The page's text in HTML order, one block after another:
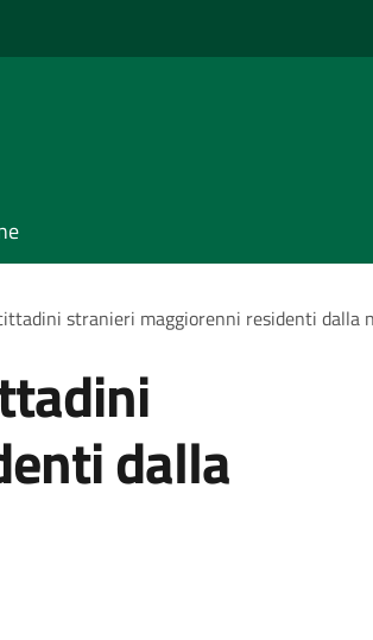
stranieri maggiorenni residenti dalla
dalla